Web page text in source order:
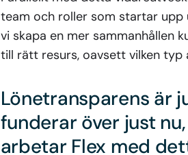
team och roller som startar upp
vi skapa en mer sammanhållen
till rätt resurs, oavsett vilken typ
Lönetransparens är
funderar över just
arbetar Flex med